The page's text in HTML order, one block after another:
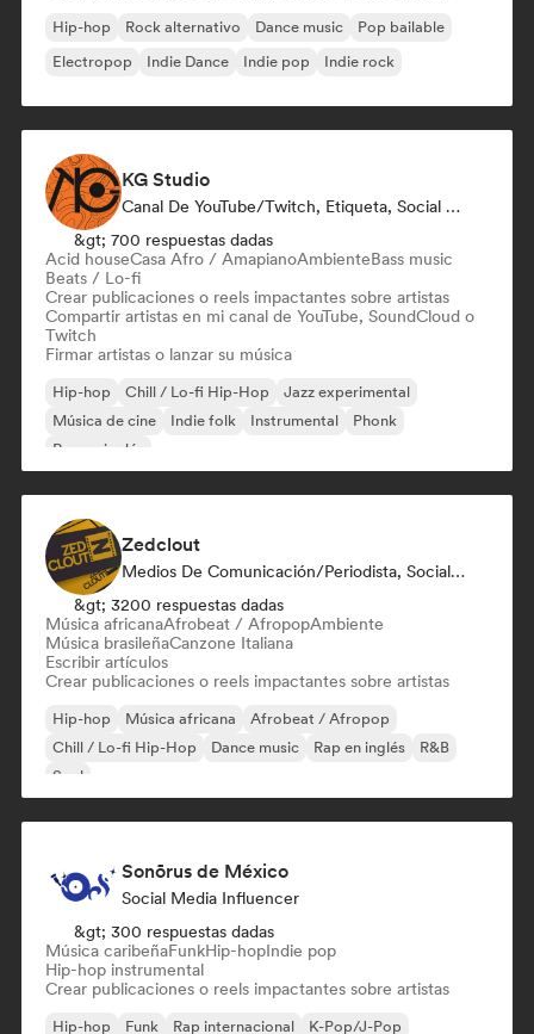
Hip-hop Rock alternativo Dance music
Pop bailable
Electropop
Indie Dance Indie pop Indie rock
KG Studio
Canal De YouTube/Twitch, Etiqueta, Social Media Influencer
&gt; 700 respuestas dadas
Acid houseCasa Afro / AmapianoAmbienteBass music
Beats / Lo-fi
Crear publicaciones o reels impactantes sobre artistas
Compartir artistas en mi canal de YouTube, SoundCloud o
Twitch
Firmar artistas o lanzar su música
Hip-hop Chill / Lo-fi Hip-Hop
Jazz experimental
Música de cine
Indie folk Instrumental
Phonk
Rap en inglés
Zedclout
Medios De Comunicación/Periodista, Social Media Influencer
&gt; 3200 respuestas dadas
Música africanaAfrobeat / AfropopAmbiente
Música brasileñaCanzone Italiana
Escribir artículos
Crear publicaciones o reels impactantes sobre artistas
Hip-hop Música africana
Afrobeat / Afropop
Chill / Lo-fi Hip-Hop
Dance music Rap en inglés
R&B
Soul
Sonōrus de México
Social Media Influencer
&gt; 300 respuestas dadas
Música caribeñaFunkHip-hopIndie pop
Hip-hop instrumental
Crear publicaciones o reels impactantes sobre artistas
Hip-hop Funk Rap internacional
K-Pop/J-Pop